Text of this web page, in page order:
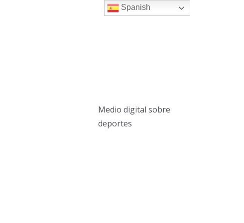
Medio digital sobre
deportes
Spanish